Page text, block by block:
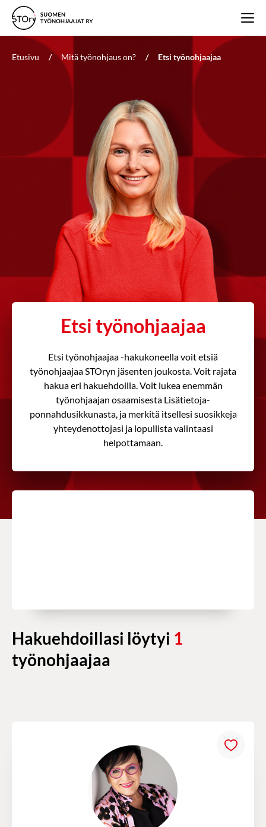
Etusivu / Mitä työnohjaus on? / Etsi työnohjaajaa
Etsi työnohjaajaa
Etsi työnohjaajaa -hakukoneella voit etsiä
työnohjaajaa STOryn jäsenten joukosta. Voit rajata
hakua eri hakuehdoilla. Voit lukea enemmän
työnohjaajan osaamisesta Lisätietoja-
ponnahdusikkunasta, ja merkitä itsellesi suosikkeja
yhteydenottojasi ja lopullista valintaasi
helpottamaan.
Hakuehdoillasi löytyi 1
työnohjaajaa